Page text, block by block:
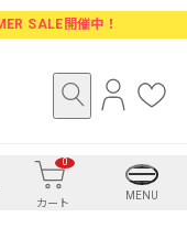
SALE開催中！
に
入
り
カート
0
MENU